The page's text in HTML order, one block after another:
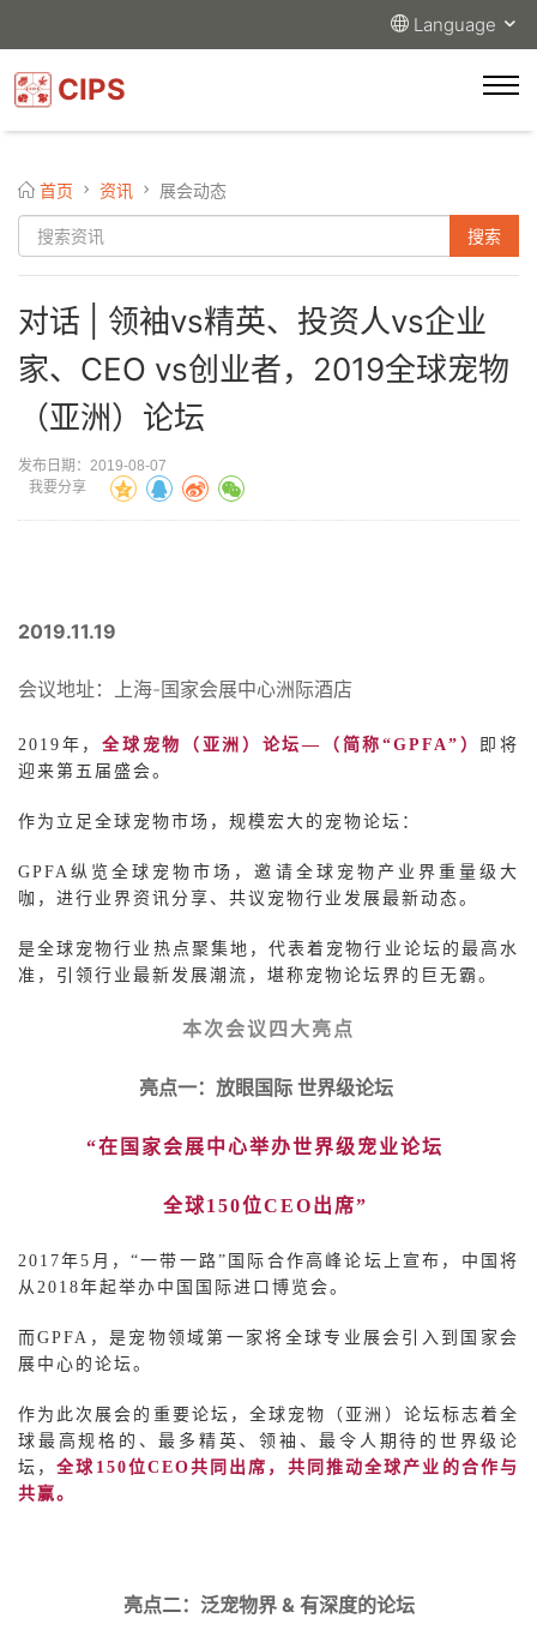
Language
CIPS
首页 资讯 展会动态
对话 | 领袖vs精英、投资人vs企业
家、CEO vs创业者，2019全球宠物
（亚洲）论坛
发布日期：2019-08-07
我要分享
2019.11.19
会议地址：上海- 国家会展中心洲际酒店
2019 年，全球宠物（亚洲）论坛—（简称“GPFA”）
即将
迎来第五届盛会。
作为立足全球宠物市场，规模宏大的宠物论坛：
GPFA 纵览全球宠物市场，邀请全球宠物产业界重量级大
咖，进行业界资讯分享、共议宠物行业发展最新动态。
是全球宠物行业热点聚集地，代表着宠物行业论坛的最高水
准，引领行业最新发展潮流，堪称宠物论坛界的巨无霸。
本次会议四大亮点
亮点一：放眼国际 世界级论坛
“在国家会展中心举办世界级宠业论坛
全球150位CEO出席”
2017年5月，“一带一路”国际合作高峰论坛上宣布，中国将
从2018年起举办中国国际进口博览会。
而GPFA，是宠物领域第一家将全球专业展会引入到国家会
展中心的论坛。
作为此次展会的重要论坛，全球宠物（亚洲）论坛标志着全
球最高规格的、最多精英、领袖、最令人期待的世界级论
坛，全球150位CEO共同出席，共同推动全球产业的合作与
共赢。
亮点二：泛宠物界& 有深度的论坛